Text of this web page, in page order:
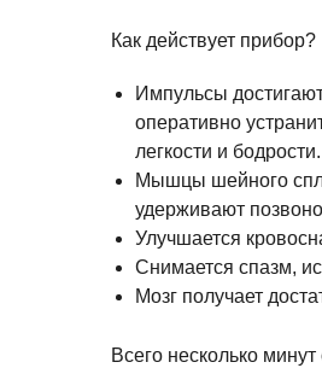
Как действует прибор?
Импульсы
оперативно
легкости и бодрости.
Мышцы шейного
удерживают
Улучшается
Снимается спазм,
Мозг получает
Всего несколько